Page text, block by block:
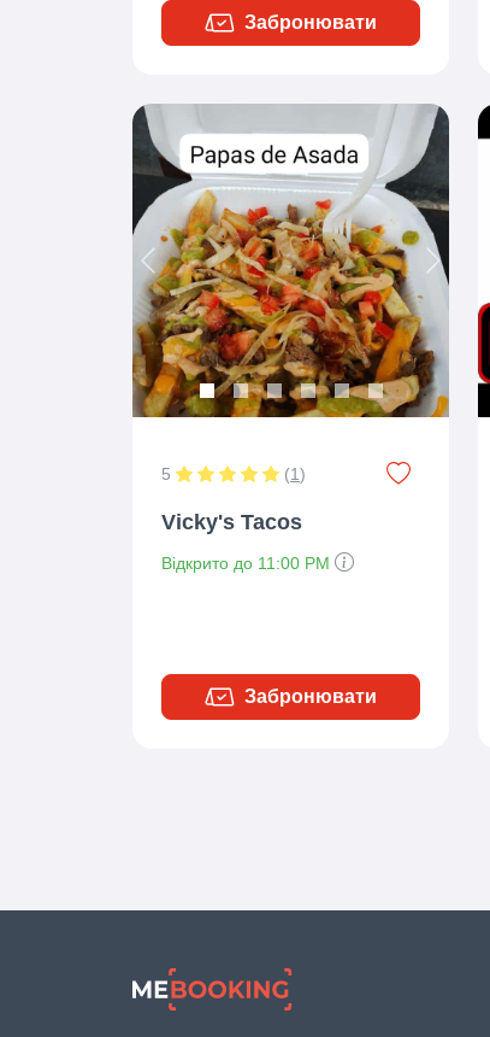
Забронювати
Previous Next
5 (1)
Vicky's Tacos
Відкрито до 11:00 PM
Забронювати